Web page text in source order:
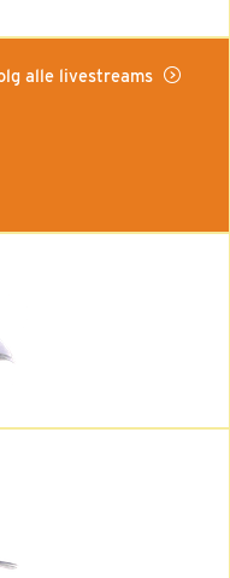
alle livestreams